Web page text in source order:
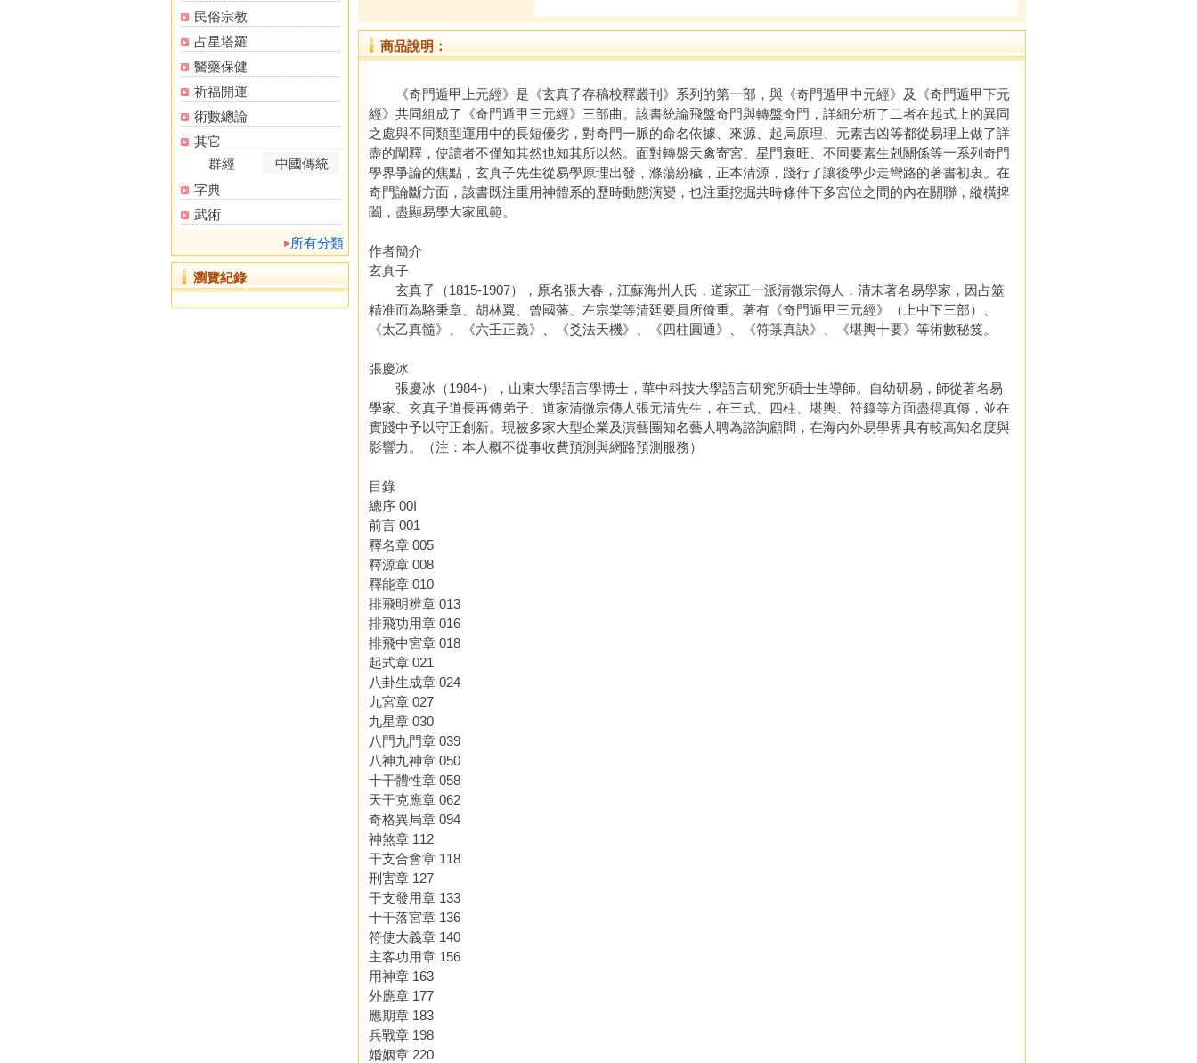
民俗宗教
占星塔羅
醫藥保健
祈福開運
術數總論
其它
群經
中國傳統
字典
武術
所有分類
瀏覽紀錄
商品說明：
《奇門遁甲上元經》是《玄真子存稿校釋叢刊》系列的第一部，與《奇門遁甲中元經》及《奇門遁甲下元
經》共同組成了《奇門遁甲三元經》三部曲。該書統論飛盤奇門與轉盤奇門，詳細分析了二者在起式上的異同
之處與不同類型運用中的長短優劣，對奇門一脈的命名依據、來源、起局原理、元素吉凶等都從易理上做了詳
盡的闡釋，使讀者不僅知其然也知其所以然。面對轉盤天禽寄宮、星門衰旺、不同要素生剋關係等一系列奇門
學界爭論的焦點，玄真子先生從易學原理出發，滌蕩紛穢，正本清源，踐行了讓後學少走彎路的著書初衷。在
奇門論斷方面，該書既注重用神體系的歷時動態演變，也注重挖掘共時條件下多宮位之間的內在關聯，縱橫捭
闔，盡顯易學大家風範。
作者簡介
玄真子
玄真子（1815-1907），原名張大春，江蘇海州人氏，道家正一派清微宗傳人，清末著名易學家，因占筮
精准而為駱秉章、胡林翼、曾國藩、左宗棠等清廷要員所倚重。著有《奇門遁甲三元經》（上中下三部）、
《太乙真髓》、《六壬正義》、《爻法天機》、《四柱圓通》、《符箓真訣》、《堪輿十要》等術數秘笈。
張慶冰
張慶冰（1984-），山東大學語言學博士，華中科技大學語言研究所碩士生導師。自幼研易，師從著名易
學家、玄真子道長再傳弟子、道家清微宗傳人張元清先生，在三式、四柱、堪輿、符籙等方面盡得真傳，並在
實踐中予以守正創新。現被多家大型企業及演藝圈知名藝人聘為諮詢顧問，在海內外易學界具有較高知名度與
影響力。（注：本人概不從事收費預測與網路預測服務）
目錄
總序 00I
前言 001
釋名章 005
釋源章 008
釋能章 010
排飛明辨章 013
排飛功用章 016
排飛中宮章 018
起式章 021
八卦生成章 024
九宮章 027
九星章 030
八門九門章 039
八神九神章 050
十干體性章 058
天干克應章 062
奇格異局章 094
神煞章 112
干支合會章 118
刑害章 127
干支發用章 133
十干落宮章 136
符使大義章 140
主客功用章 156
用神章 163
外應章 177
應期章 183
兵戰章 198
婚姻章 220